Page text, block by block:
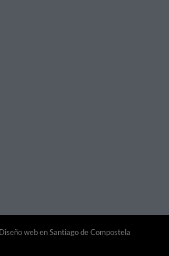
Diseño web en Santiago de Compostela